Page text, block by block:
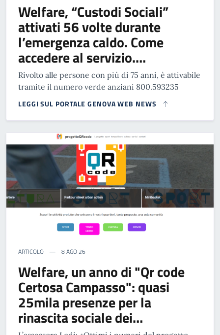
Welfare, “Custodi Sociali”
attivati 56 volte durante
l’emergenza caldo. Come
accedere al servizio.…
Rivolto alle persone con più di 75 anni, è attivabile
tramite il numero verde anziani 800.593235
LEGGI SUL PORTALE GENOVA WEB NEWS
ARTICOLO 8 AGO 26
Welfare, un anno di "Qr code
Certosa Campasso": quasi
25mila presenze per la
rinascita sociale dei…